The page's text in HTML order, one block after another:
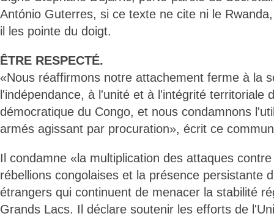
António Guterres, si ce texte ne cite ni le
il les pointe du doigt.
ÊTRE RESPECTÉ.
«Nous réaffirmons notre attachement ferme à la
l'indépendance, à l'unité et à l'intégrité territoriale
démocratique du Congo, et nous condamnons
armés agissant par procuration», écrit ce
Il condamne «la multiplication des attaques
rébellions congolaises et la présence persistante
étrangers qui continuent de menacer la stabilité
Grands Lacs. Il déclare soutenir les efforts de